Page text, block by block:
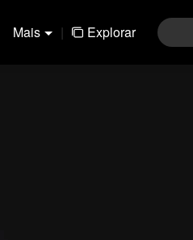
Mais | Explorar